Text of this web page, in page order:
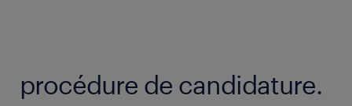
procédure de candidature.